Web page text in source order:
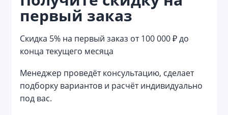
первый заказ
Скидка 5% на первый заказ от 100 000 ₽ до
конца текущего месяца
Менеджер проведёт консультацию, сделает
подборку вариантов и расчёт индивидуально
под вас.
Жилеты
Куртки
Непромокаемая одежда
Носки
Обувь